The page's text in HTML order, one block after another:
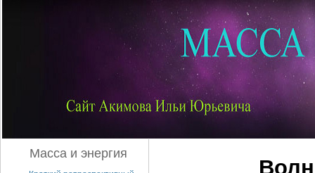
Масса и энергия